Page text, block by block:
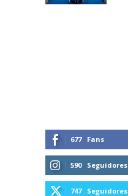
677 Fans
590 Seguidores
747 Seguidores